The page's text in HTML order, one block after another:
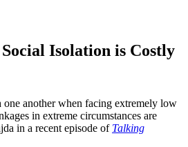
Isolation is Costly
one another when facing extremely low
in extreme circumstances are
in a recent episode of Talking